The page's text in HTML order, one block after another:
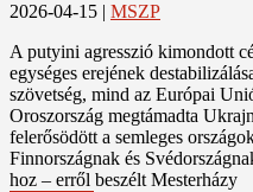
2026-04-15 | MSZP
A putyini agresszió kimondott
egységes erejének
szövetség, mind az Európai
Oroszország megtámadta
felerősödött a semleges
Finnországnak és
hoz – erről beszélt Mesterházy